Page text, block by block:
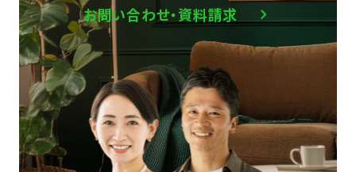
お問い合わせ・資料請求